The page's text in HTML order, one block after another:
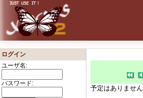
ログイン
ユーザ名:
パスワード:
予定はありません